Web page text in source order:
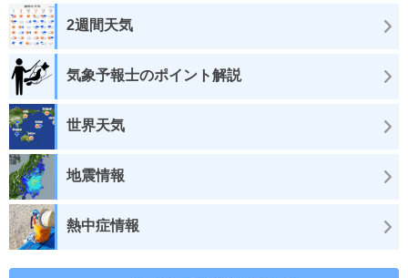
2週間天気
気象予報士のポイント解説
世界天気
地震情報
熱中症情報